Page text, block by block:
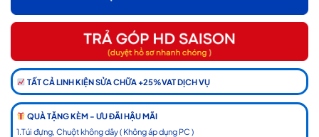
TẤT CẢ LINH KIỆN SỬA CHỮA +25%VAT DỊCH VỤ
QUÀ TẶNG KÈM - ƯU ĐÃI HẬU MÃI
1.Túi đựng, Chuột không dây ( Không áp dụng PC )